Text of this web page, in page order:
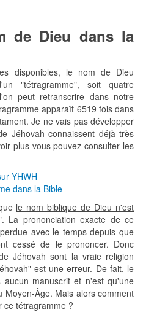
de Dieu dans la
disponibles, le nom de Dieu
"tétragramme", soit quatre
peut retranscrire dans notre
apparaît 6519 fois dans
Je ne vais pas développer
Jéhovah connaissent déjà très
plus vous pouvez consulter les
YHWH
dans la Bible
le nom biblique de Dieu n'est
. La prononciation exacte de ce
avec le temps depuis que
cessé de le prononcer. Donc
Jéhovah sont la vraie religion
est une erreur. De fait, le
aucun manuscrit et n'est qu'une
Moyen-Âge. Mais alors comment
ce tétragramme ?